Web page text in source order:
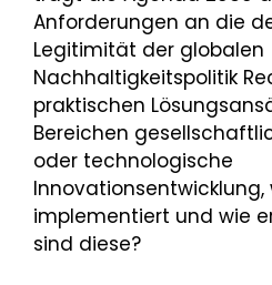
Anforderungen an die
Legitimität der globalen
Nachhaltigkeitspolitik
praktischen
Bereichen
oder technologische
Innovationsentwicklung,
implementiert und wie
sind diese?